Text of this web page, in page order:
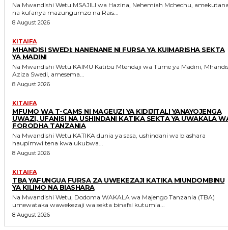
Na Mwandishi Wetu MSAJILI wa Hazina, Nehemiah Mchechu, amekutana
na kufanya mazungumzo na Rais...
8 August 2026
KITAIFA
MHANDISI SWEDI: NANENANE NI FURSA YA KUIMARISHA SEKTA
YA MADINI
Na Mwandishi Wetu KAIMU Katibu Mtendaji wa Tume ya Madini, Mhandisi
Aziza Swedi, amesema...
8 August 2026
KITAIFA
MFUMO WA T-CAMS NI MAGEUZI YA KIDIJITALI YANAYOJENGA
UWAZI, UFANISI NA USHINDANI KATIKA SEKTA YA UWAKALA
FORODHA TANZANIA
Na Mwandishi Wetu KATIKA dunia ya sasa, ushindani wa biashara
haupimwi tena kwa ukubwa...
8 August 2026
KITAIFA
TBA YAFUNGUA FURSA ZA UWEKEZAJI KATIKA MIUNDOMBINU
YA KILIMO NA BIASHARA
Na Mwandishi Wetu, Dodoma WAKALA wa Majengo Tanzania (TBA)
umewataka wawekezaji wa sekta binafsi kutumia...
8 August 2026